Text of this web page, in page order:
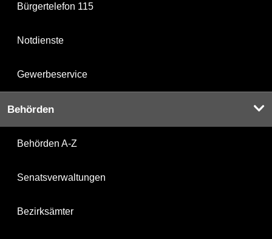
Bürgertelefon 115
Notdienste
Gewerbeservice
Behörden
Behörden A-Z
Senatsverwaltungen
Bezirksämter